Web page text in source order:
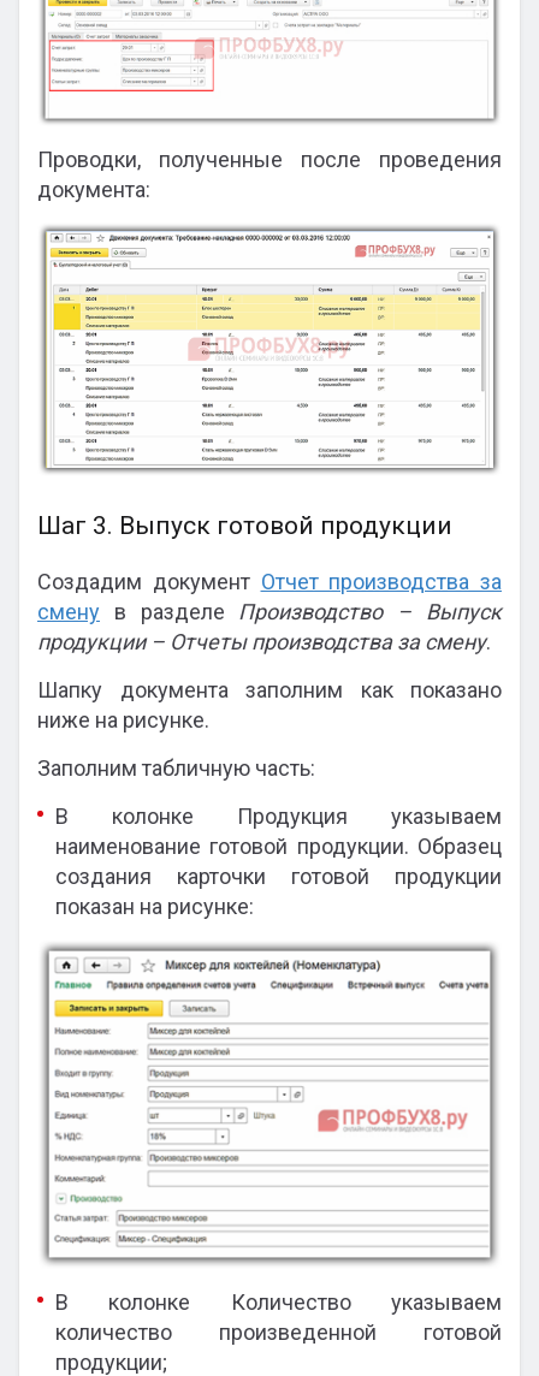
Проводки, полученные после проведения
документа:
Шаг 3. Выпуск готовой продукции
Создадим документ Отчет производства за
смену в разделе Производство – Выпуск
продукции – Отчеты производства за смену.
Шапку документа заполним как показано
ниже на рисунке.
Заполним табличную часть:
В колонке Продукция указываем
наименование готовой продукции. Образец
создания карточки готовой продукции
показан на рисунке:
В колонке Количество указываем
количество произведенной готовой
продукции;